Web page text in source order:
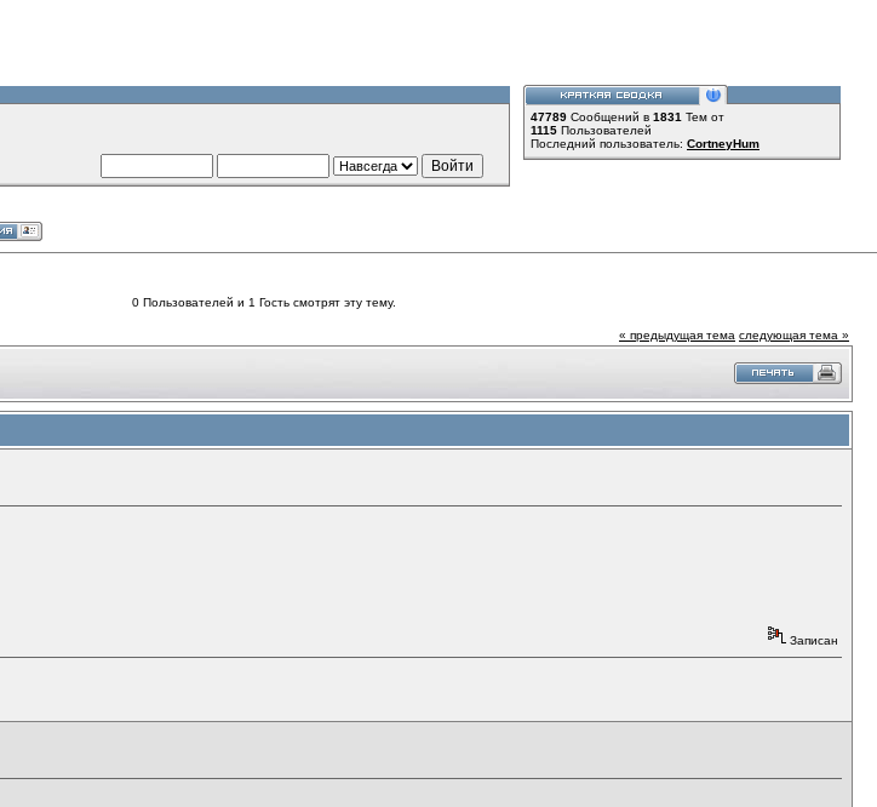
47789 Сообщений в 1831 Тем от
1115 Пользователей
Последний пользователь: CortneyHum
0 Пользователей и 1 Гость смотрят эту тему.
« предыдущая тема следующая тема »
Записан